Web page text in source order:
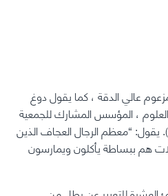
عالي الدقة ، كما يقول دوغ
العلوم ، المؤسس المشارك للجمعية
الدولية للتغذية الرياضية (ISSN). يقول: “معظم الرجال العجاف الذين
هم ببساطة يأكلون ويمارسون